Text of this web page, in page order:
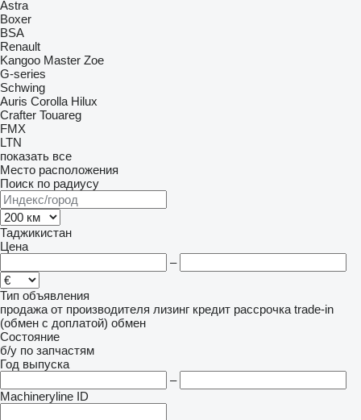
Astra
Boxer
BSA
Renault
Kangoo Master Zoe
G-series
Schwing
Auris Corolla Hilux
Crafter Touareg
FMX
LTN
показать все
Место расположения
Поиск по радиусу
Таджикистан
Цена
–
Тип объявления
продажа от производителя лизинг кредит рассрочка trade-in
(обмен с доплатой) обмен
Состояние
б/у по запчастям
Год выпуска
–
Machineryline ID